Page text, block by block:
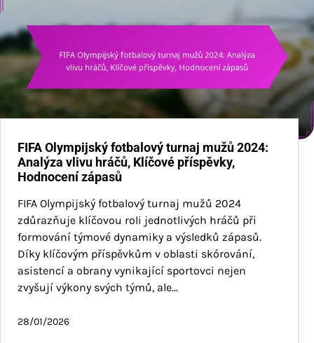
FIFA Olympijský fotbalový turnaj mužů 2024:
Analýza vlivu hráčů, Klíčové příspěvky,
Hodnocení zápasů
FIFA Olympijský fotbalový turnaj mužů 2024
zdůrazňuje klíčovou roli jednotlivých hráčů při
formování týmové dynamiky a výsledků zápasů.
Díky klíčovým příspěvkům v oblasti skórování,
asistencí a obrany vynikající sportovci nejen
zvyšují výkony svých týmů, ale…
28/01/2026